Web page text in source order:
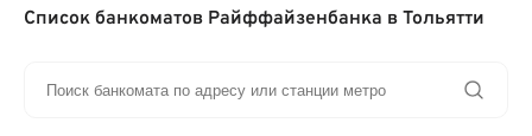
Список банкоматов Райффайзенбанка в Тольятти